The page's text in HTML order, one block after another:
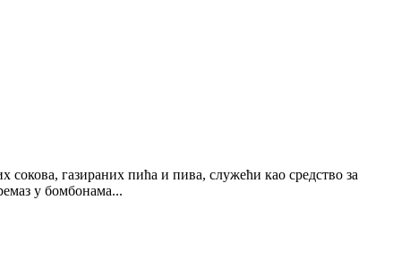
газираних пића и пива, служећи као средство за
у бомбонама...